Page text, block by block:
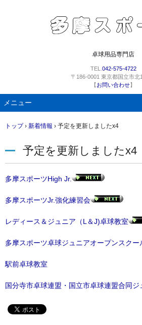
卓球用品専門店
TEL. 042-575-4722
〒186-0001 東京都国立市北
【お問い合わせ】
メニュー
ン
ン
ツ
ス
ッ
トップ › 新着情報 › 予定を更新しましたx4
予定を更新しましたx4
多摩スポーツHigh Jr.
多摩スポーツJr.強化練習会
レディース＆ジュニア（L＆J)卓球教室
多摩スポーツ卓球ジュニアオープンスクー
駅前卓球教室
国分寺市卓球連盟・国立市卓球連盟合同ジ